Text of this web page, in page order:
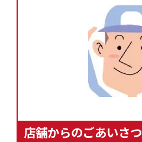
店舗からのごあいさつ